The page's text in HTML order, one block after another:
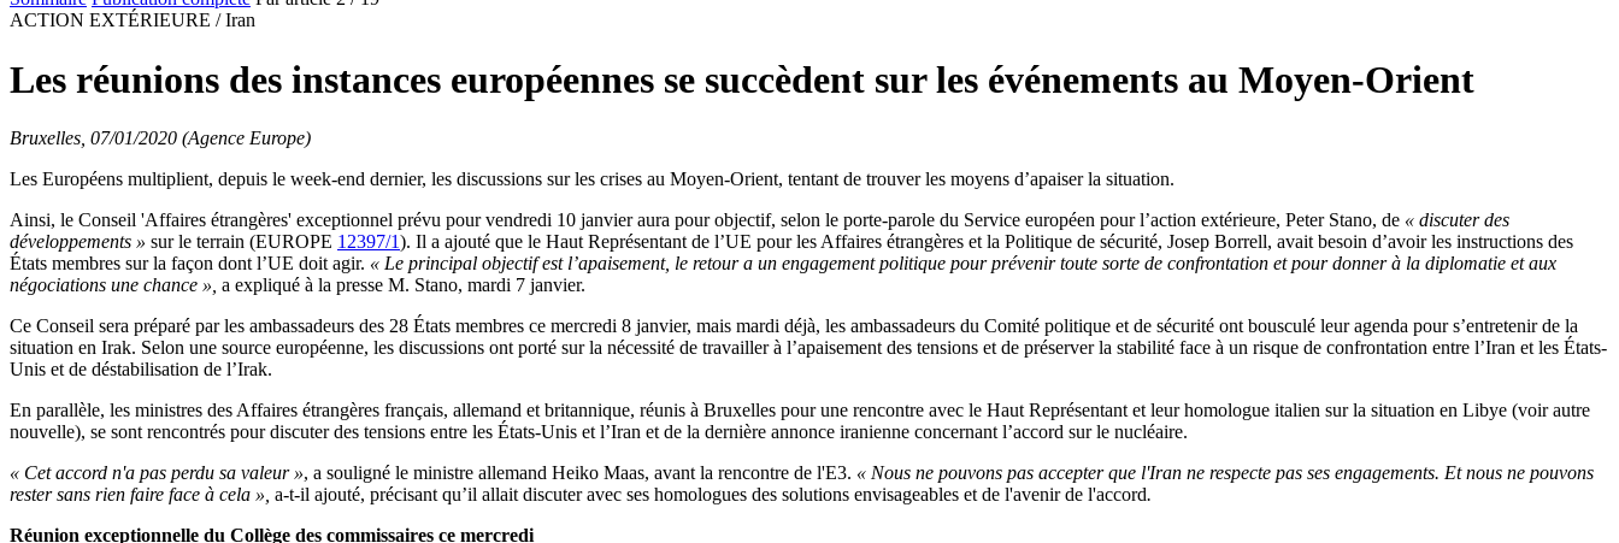
ACTION EXTÉRIEURE / Iran
Les réunions des instances européennes se succèdent sur les événements au Moyen-Orient
Bruxelles, 07/01/2020 (Agence Europe)
Les Européens multiplient, depuis le week-end dernier, les discussions sur les crises au Moyen-Orient, tentant de trouver les moyens d’apaiser la situation.
Ainsi, le Conseil 'Affaires étrangères' exceptionnel prévu pour vendredi 10 janvier aura pour objectif, selon le porte-parole du Service européen pour l’action extérieure, Peter Stano, de « discuter des
développements » sur le terrain (EUROPE 12397/1). Il a ajouté que le Haut Représentant de l’UE pour les Affaires étrangères et la Politique de sécurité, Josep Borrell, avait besoin d’avoir les instructions des
États membres sur la façon dont l’UE doit agir. « Le principal objectif est l’apaisement, le retour a un engagement politique pour prévenir toute sorte de confrontation et pour donner à la diplomatie et aux
négociations une chance », a expliqué à la presse M. Stano, mardi 7 janvier.
Ce Conseil sera préparé par les ambassadeurs des 28 États membres ce mercredi 8 janvier, mais mardi déjà, les ambassadeurs du Comité politique et de sécurité ont bousculé leur agenda pour s’entretenir de la
situation en Irak. Selon une source européenne, les discussions ont porté sur la nécessité de travailler à l’apaisement des tensions et de préserver la stabilité face à un risque de confrontation entre l’Iran et les États-
Unis et de déstabilisation de l’Irak.
En parallèle, les ministres des Affaires étrangères français, allemand et britannique, réunis à Bruxelles pour une rencontre avec le Haut Représentant et leur homologue italien sur la situation en Libye (voir autre
nouvelle), se sont rencontrés pour discuter des tensions entre les États-Unis et l’Iran et de la dernière annonce iranienne concernant l’accord sur le nucléaire.
« Cet accord n'a pas perdu sa valeur », a souligné le ministre allemand Heiko Maas, avant la rencontre de l'E3. « Nous ne pouvons pas accepter que l'Iran ne respecte pas ses engagements. Et nous ne pouvons
rester sans rien faire face à cela », a-t-il ajouté, précisant qu’il allait discuter avec ses homologues des solutions envisageables et de l'avenir de l'accord.
Réunion exceptionnelle du Collège des commissaires ce mercredi